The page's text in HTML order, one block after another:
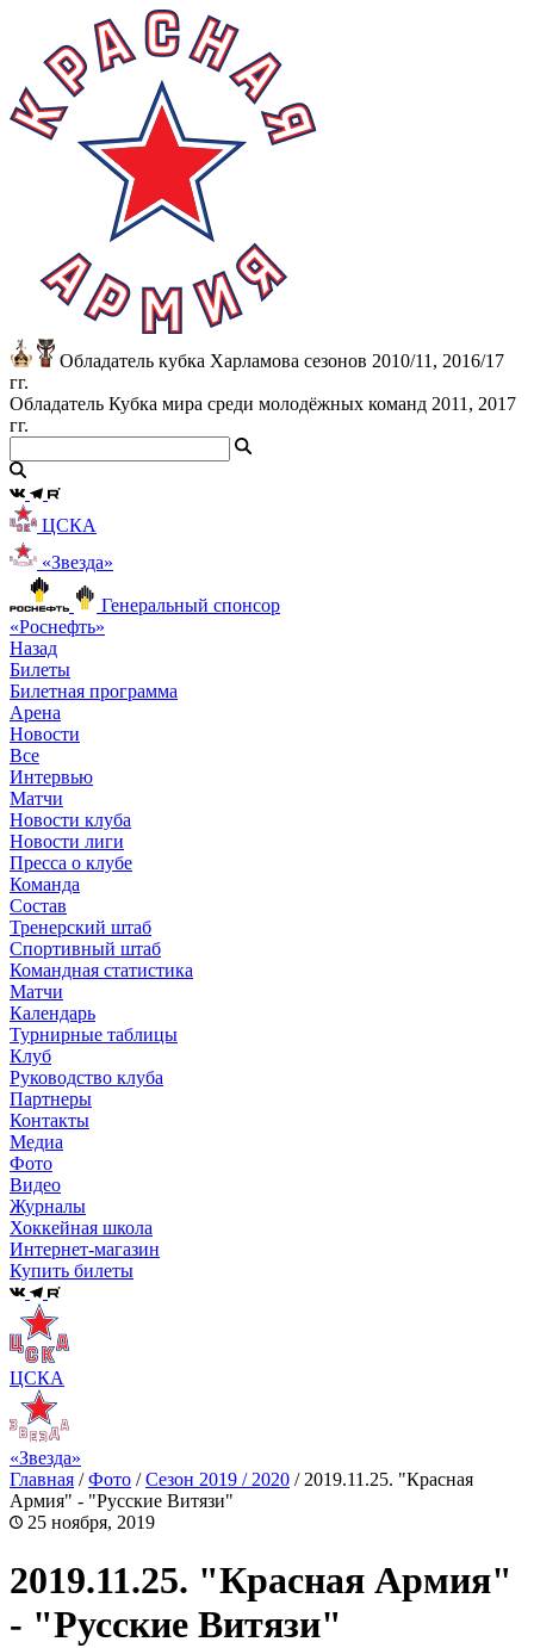
Обладатель кубка Харламова сезонов 2010/11, 2016/17
гг.
Обладатель Кубка мира среди молодёжных команд 2011, 2017
гг.
ЦСКА
«Звезда»
Генеральный спонсор
«Роснефть»
Назад
Билеты
Билетная программа
Арена
Новости
Все
Интервью
Матчи
Новости клуба
Новости лиги
Пресса о клубе
Команда
Состав
Тренерский штаб
Спортивный штаб
Командная статистика
Матчи
Календарь
Турнирные таблицы
Клуб
Руководство клуба
Партнеры
Контакты
Медиа
Фото
Видео
Журналы
Хоккейная школа
Интернет-магазин
Купить билеты
ЦСКА
«Звезда»
Главная /Фото /Сезон 2019 / 2020 / 2019.11.25. "Красная
Армия" - "Русские Витязи"
25 ноября, 2019
2019.11.25. "Красная Армия"
- "Русские Витязи"